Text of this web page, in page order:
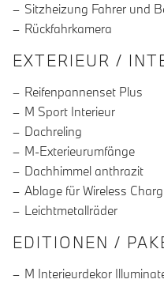
Sitzheizung Fahrer und
Rückfahrkamera
EXTERIEUR /
Reifenpannenset Plus
M Sport Interieur
Dachreling
M-Exterieurumfänge
Dachhimmel anthrazit
Ablage für Wireless
Leichtmetallräder
EDITIONEN /
M Interieurdekor